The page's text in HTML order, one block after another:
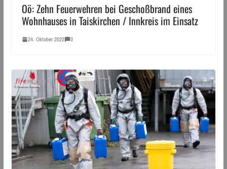
Oö: Zehn Feuerwehren bei Geschoßbrand eines
Wohnhauses in Taiskirchen / Innkreis im Einsatz
24. Oktober 2022 0